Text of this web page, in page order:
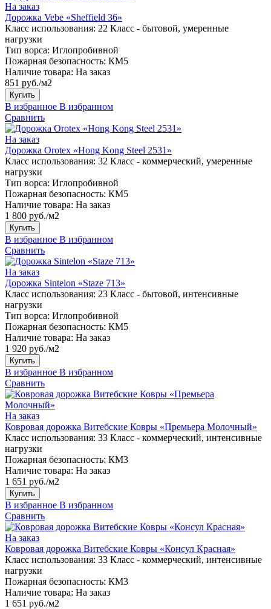
На заказ
Дорожка Vebe «Sheffield 36»
Класс использования: 22 Класс - бытовой, умеренные
нагрузки
Тип ворса: Иглопробивной
Пожарная безопасность: КМ5
Наличие товара: На заказ
851 руб./м2
Купить
В избранное В избранном
Сравнить
На заказ
Дорожка Orotex «Hong Kong Steel 2531»
Класс использования: 32 Класс - коммерческий, умеренные
нагрузки
Тип ворса: Иглопробивной
Пожарная безопасность: КМ5
Наличие товара: На заказ
1 800 руб./м2
Купить
В избранное В избранном
Сравнить
На заказ
Дорожка Sintelon «Staze 713»
Класс использования: 23 Класс - бытовой, интенсивные
нагрузки
Тип ворса: Иглопробивной
Пожарная безопасность: КМ5
Наличие товара: На заказ
1 920 руб./м2
Купить
В избранное В избранном
Сравнить
На заказ
Ковровая дорожка Витебские Ковры «Премьера Молочный»
Класс использования: 33 Класс - коммерческий, интенсивные
нагрузки
Пожарная безопасность: КМ3
Наличие товара: На заказ
1 651 руб./м2
Купить
В избранное В избранном
Сравнить
На заказ
Ковровая дорожка Витебские Ковры «Консул Красная»
Класс использования: 33 Класс - коммерческий, интенсивные
нагрузки
Пожарная безопасность: КМ3
Наличие товара: На заказ
1 651 руб./м2